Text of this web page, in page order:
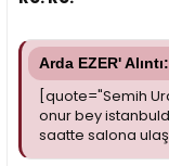
Arda EZER' Alıntı:
[quote="Semih
onur bey
saatte salona